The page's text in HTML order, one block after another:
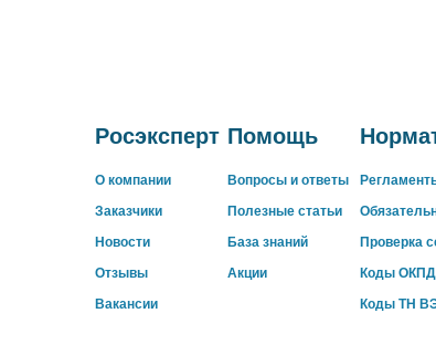
Росэксперт
О компании
Заказчики
Новости
Отзывы
Вакансии
Помощь
Вопросы и ответы
Полезные статьи
База знаний
Акции
Проверка
Коды
Коды ТН